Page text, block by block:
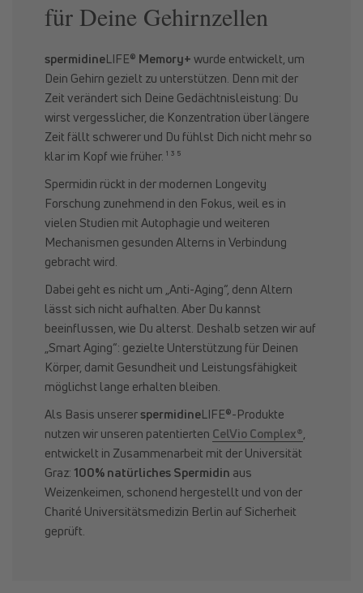
für Deine Gehirnzellen
spermidineLIFE® Memory+ wurde entwickelt, um
Dein Gehirn gezielt zu unterstützen. Denn mit der
Zeit verändert sich Deine Gedächtnisleistung: Du
wirst vergesslicher, die Konzentration über längere
Zeit fällt schwerer und Du fühlst Dich nicht mehr so
klar im Kopf wie früher. ¹ ³ ⁵
Spermidin rückt in der modernen Longevity
Forschung zunehmend in den Fokus, weil es in
vielen Studien mit Autophagie und weiteren
Mechanismen gesunden Alterns in Verbindung
gebracht wird.
Dabei geht es nicht um „Anti-Aging“, denn Altern
lässt sich nicht aufhalten. Aber Du kannst
beeinflussen, wie Du alterst. Deshalb setzen wir auf
„Smart Aging“: gezielte Unterstützung für Deinen
Körper, damit Gesundheit und Leistungsfähigkeit
möglichst lange erhalten bleiben.
Als Basis unsererspermidineLIFE®-Produkte
nutzen wir unseren patentierten CelVio Complex®,
entwickelt in Zusammenarbeit mit der Universität
Graz: 100% natürliches Spermidin aus
Weizenkeimen, schonend hergestellt und von der
Charité Universitätsmedizin Berlin auf Sicherheit
geprüft.